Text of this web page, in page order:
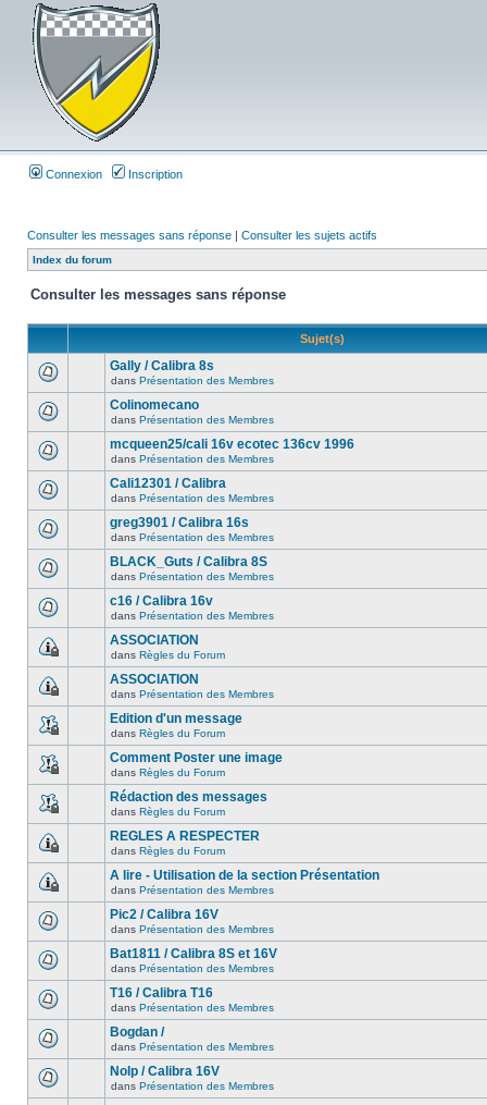
Connexion Inscription
Consulter les messages sans réponse | Consulter les sujets actifs
Index du forum
Consulter les messages sans réponse
Sujet(s)
Gally / Calibra 8s
dans Présentation des Membres
Colinomecano
dans Présentation des Membres
mcqueen25/cali 16v ecotec 136cv 1996
dans Présentation des Membres
Cali12301 / Calibra
dans Présentation des Membres
greg3901 / Calibra 16s
dans Présentation des Membres
BLACK_Guts / Calibra 8S
dans Présentation des Membres
c16 / Calibra 16v
dans Présentation des Membres
ASSOCIATION
dans Règles du Forum
ASSOCIATION
dans Présentation des Membres
Edition d'un message
dans Règles du Forum
Comment Poster une image
dans Règles du Forum
Rédaction des messages
dans Règles du Forum
REGLES A RESPECTER
dans Règles du Forum
A lire - Utilisation de la section Présentation
dans Présentation des Membres
Pic2 / Calibra 16V
dans Présentation des Membres
Bat1811 / Calibra 8S et 16V
dans Présentation des Membres
T16 / Calibra T16
dans Présentation des Membres
Bogdan /
dans Présentation des Membres
Nolp / Calibra 16V
dans Présentation des Membres